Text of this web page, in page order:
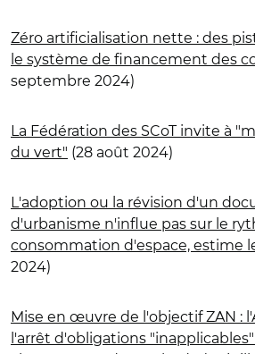
Zéro artificialisation nette : des
le système de financement des
septembre 2024)
La Fédération des SCoT invite à
du vert" (28 août 2024)
L'adoption ou la révision d'un
d'urbanisme n'influe pas sur le
consommation d'espace, estime
2024)
Mise en œuvre de l'objectif ZAN :
l'arrêt d'obligations